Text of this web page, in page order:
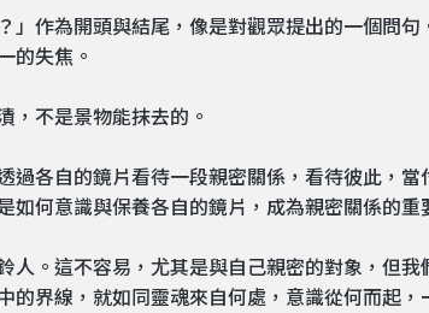
」作為開頭與結尾，像是對觀眾提出的一個問
的失焦。
，不是景物能抹去的。
過各自的鏡片看待一段親密關係，看待彼此，
如何意識與保養各自的鏡片，成為親密關係的重
人。這不容易，尤其是與自己親密的對象，但
的界線，就如同靈魂來自何處，意識從何而起